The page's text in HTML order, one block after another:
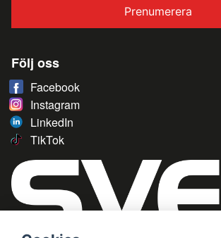
Prenumerera
Följ oss
Facebook
Instagram
LinkedIn
TikTok